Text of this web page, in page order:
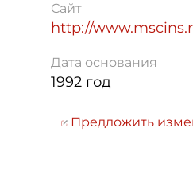
Сайт
http://
Дата основания
1992 год
Предложить